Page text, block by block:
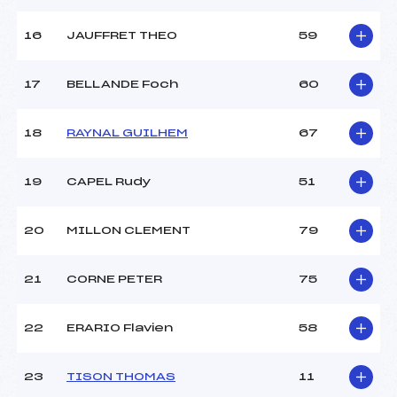
U12->U16
16 JAUFFRET THEO 59
17 BELLANDE Foch 60
18 RAYNAL GUILHEM 67
19 CAPEL Rudy 51
20 MILLON CLEMENT 79
21 CORNE PETER 75
22 ERARIO Flavien 58
23 TISON THOMAS 11